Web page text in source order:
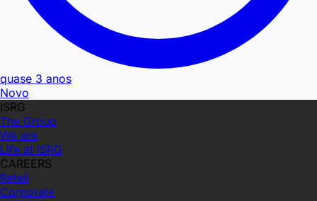
quase 3 anos
Novo
ISRG
The Group
We are
Life at ISRG
CAREERS
Retail
Corporate